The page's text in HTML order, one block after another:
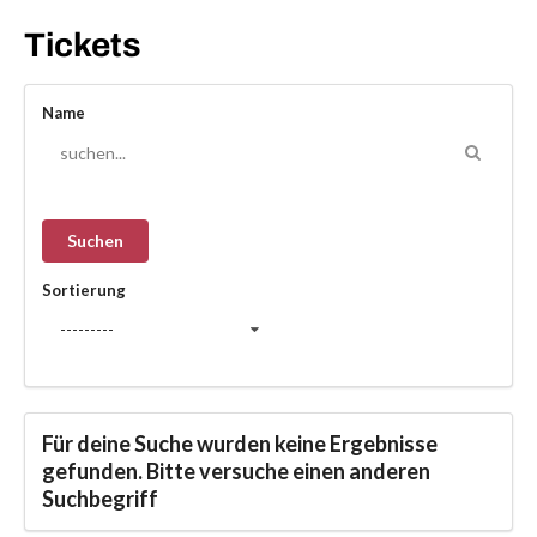
Tickets
Name
Sortierung
---------
Für deine Suche wurden keine Ergebnisse
gefunden. Bitte versuche einen anderen
Suchbegriff